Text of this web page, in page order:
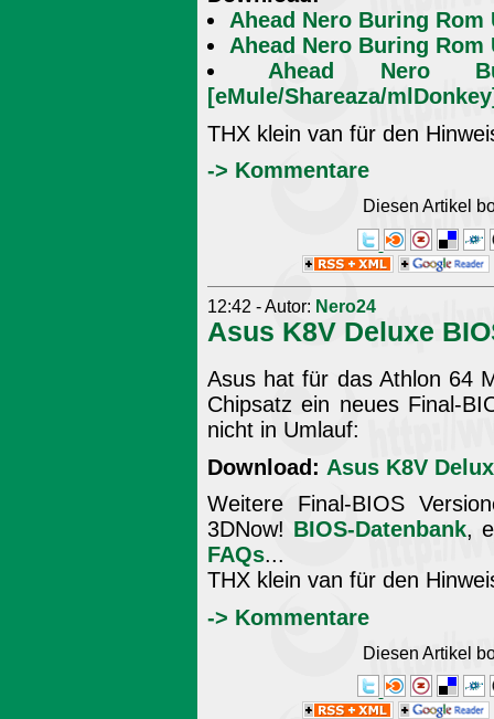
Ahead Nero Buring
Ahead Nero Buring Rom
Ahead Nero
[eMule/Shareaza/
THX klein van für den
-> Kommentare
Diesen Artikel
12:42 - Autor: Nero24
Asus K8V Deluxe
Asus hat für das Athlon 64
Chipsatz ein neues Final-
nicht in Umlauf:
Download: Asus K8V
Weitere Final-BIOS
3DNow! BIOS-Datenbank,
FAQs...
THX klein van für den
-> Kommentare
Diesen Artikel